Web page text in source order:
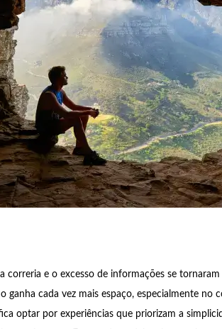
correria e o excesso de informações se
ganha cada vez mais espaço, especialmente no
optar por experiências que priorizam a